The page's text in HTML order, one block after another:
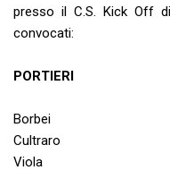
presso il C.S. Kick Off
convocati:
PORTIERI
Borbei
Cultraro
Viola